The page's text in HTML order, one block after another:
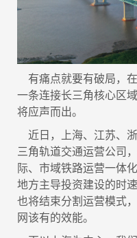
有痛点就要有破局，在
一条连接长三角核心区
将应声而出。
近日，上海、江苏、
三角轨道交通运营公司
际、市域铁路运营一体
地方主导投资建设的时
也将结束分割运营模式
网该有的效能。